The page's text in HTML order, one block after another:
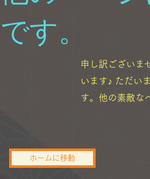
です。
申し訳ございま
います♪ ただい
す。他の素敵な
ホームに移動